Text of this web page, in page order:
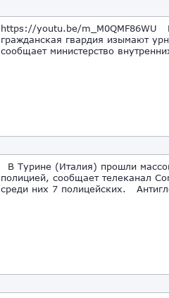
https://youtu.be/m_M0QMF86WU
гражданская гвардия изымают
сообщает министерство
В Турине (Италия) прошли
полицией, сообщает телеканал
среди них 7 полицейских.